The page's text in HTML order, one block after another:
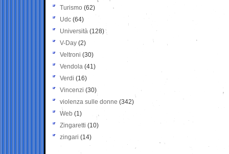
Turismo (62)
Udc (64)
Università (128)
V-Day (2)
Veltroni (30)
Vendola (41)
Verdi (16)
Vincenzi (30)
violenza sulle donne (342)
Web (1)
Zingaretti (10)
zingari (14)